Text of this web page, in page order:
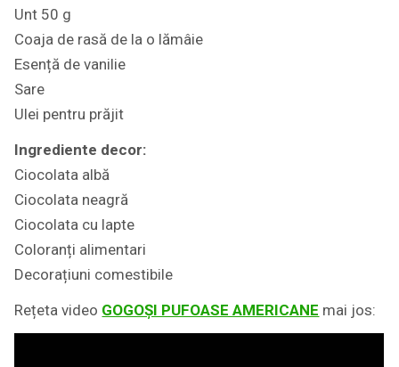
Unt 50 g
Coaja de rasă de la o lămâie
Esență de vanilie
Sare
Ulei pentru prăjit
Ingrediente decor:
Ciocolata albă
Ciocolata neagră
Ciocolata cu lapte
Coloranți alimentari
Decorațiuni comestibile
Rețeta video GOGOȘI PUFOASE AMERICANE mai jos: